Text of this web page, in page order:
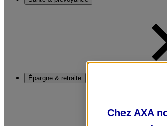
Épargne & retraite
Chez AXA